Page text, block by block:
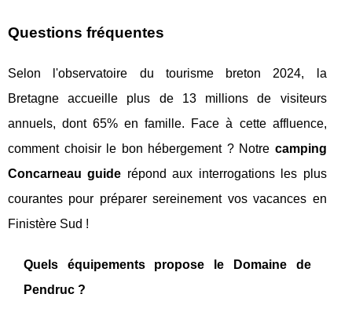
Questions fréquentes
Selon l'observatoire du tourisme breton 2024, la
Bretagne accueille plus de 13 millions de visiteurs
annuels, dont 65% en famille. Face à cette affluence,
comment choisir le bon hébergement ? Notre camping
Concarneau guide répond aux interrogations les plus
courantes pour préparer sereinement vos vacances en
Finistère Sud !
Quels équipements propose le Domaine de
Pendruc ?